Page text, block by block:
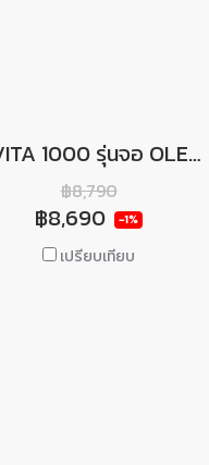
PSVITA 1000 รุ่นจอ OLED + 32 GB : CFW. V.3.68 + PKGJ สโตร์โหลดเกมฟรีในตัว
฿8,790
฿8,690 -1%
เปรียบเทียบ